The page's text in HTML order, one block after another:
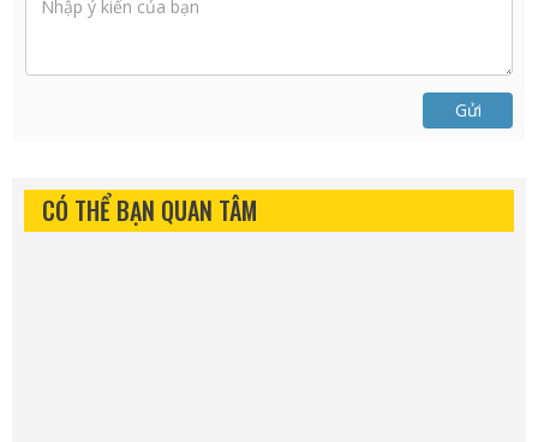
Gửi
CÓ THỂ BẠN QUAN TÂM